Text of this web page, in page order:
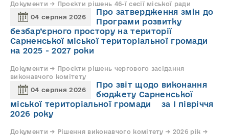
Документи → Проєкти рішень 46-ї сесії міської ради
04 серпня 2026
Про затвердження змін до
Програми розвитку
безбар’єрного простору на території
Сарненської міської територіальної громади
на 2025 - 2027 роки
Документи → Проєкти рішень чергового засідання
виконавчого комітету
04 серпня 2026
Про звіт щодо виконання
бюджету Сарненської
міської територіальної громади за І півріччя
2026 року
Документи → Рішення виконавчого комітету → 2026 рік →